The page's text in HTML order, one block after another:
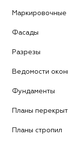
Маркировочные
Фасады
Разрезы
Ведомости
Фундаменты
Планы
Планы стропил